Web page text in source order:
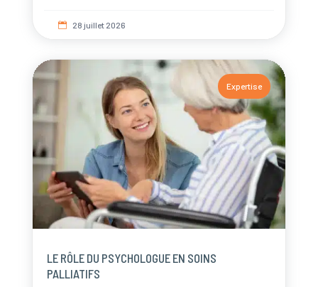
 28 juillet 2026
Expertise
LE RÔLE DU PSYCHOLOGUE EN SOINS
PALLIATIFS